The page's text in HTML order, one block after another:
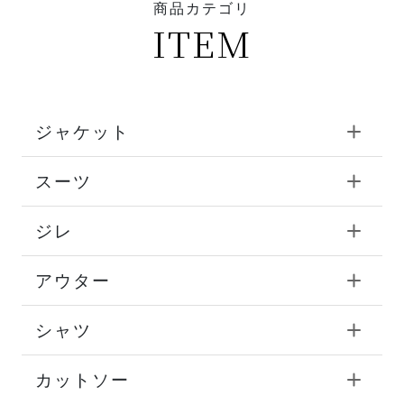
商品カテゴリ
ITEM
ジャケット
スーツ
ジレ
アウター
シャツ
カットソー